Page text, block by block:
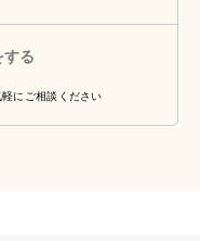
る
にご相談ください